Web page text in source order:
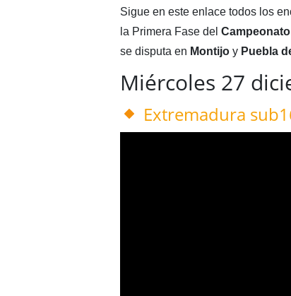
Sigue en este enlace todos los
la Primera Fase del
se disputa en Montijoy Puebla
Miércoles 27
Extremadura